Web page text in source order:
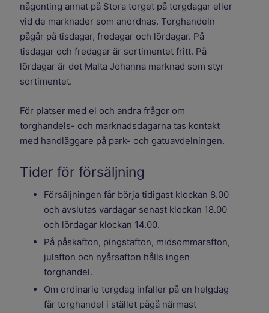
någonting annat på Stora torget på torgdagar eller
vid de marknader som anordnas. Torghandeln
pågår på tisdagar, fredagar och lördagar. På
tisdagar och fredagar är sortimentet fritt. På
lördagar är det Malta Johanna marknad som styr
sortimentet.
För platser med el och andra frågor om
torghandels- och marknadsdagarna tas kontakt
med handläggare på park- och gatuavdelningen.
Tider för försäljning
Försäljningen får börja tidigast klockan 8.00
och avslutas vardagar senast klockan 18.00
och lördagar klockan 14.00.
På påskafton, pingstafton, midsommarafton,
julafton och nyårsafton hålls ingen
torghandel.
Om ordinarie torgdag infaller på en helgdag
får torghandel i stället pågå närmast